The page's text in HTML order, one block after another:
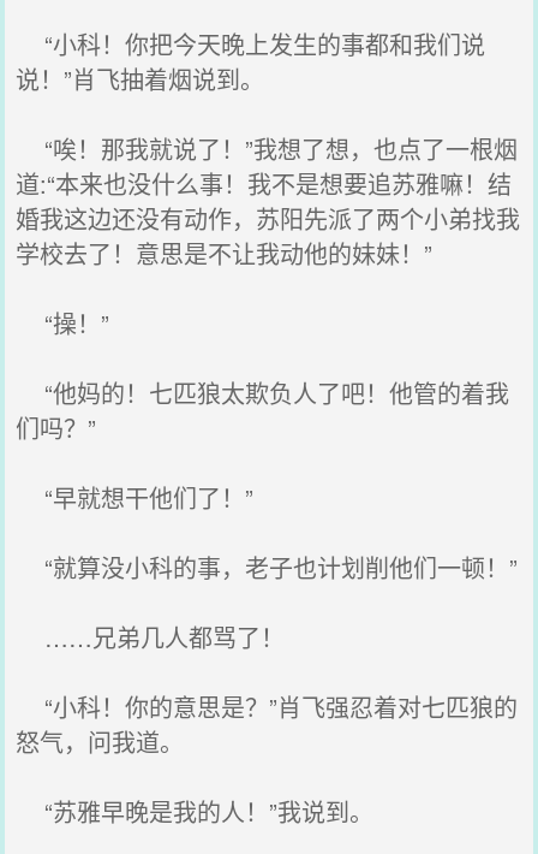
“小科！你把今天晚上发生的事都和我们说
说！”肖飞抽着烟说到。
“唉！那我就说了！”我想了想，也点了一根烟
道:“本来也没什么事！我不是想要追苏雅嘛！结
婚我这边还没有动作，苏阳先派了两个小弟找我
学校去了！意思是不让我动他的妹妹！”
“操！”
“他妈的！七匹狼太欺负人了吧！他管的着我
们吗？”
“早就想干他们了！”
“就算没小科的事，老子也计划削他们一顿！”
……兄弟几人都骂了！
“小科！你的意思是？”肖飞强忍着对七匹狼的
怒气，问我道。
“苏雅早晚是我的人！”我说到。